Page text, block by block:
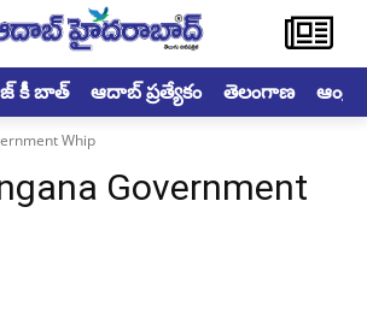
కీ బాత్ ఆదాబ్ ప్రత్యేకం తెలంగాణ
Whip
Government